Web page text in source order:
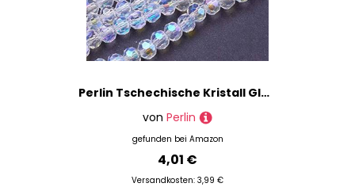
Perlin Tschechische Kristall Glas Perlen CZ Böhmische Facettierte Rondelle Glasperlen 4/6/8/10 mm (Crystal AB, 4x3 mm)
von Perlin
gefunden bei Amazon
4,01 €
Versandkosten: 3,99 €